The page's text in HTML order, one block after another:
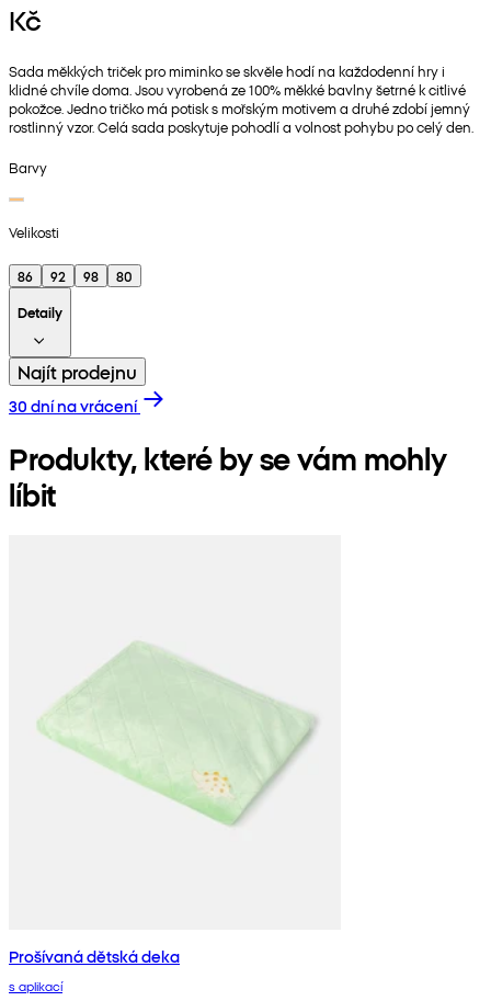
Kč
Sada měkkých triček pro miminko se skvěle hodí na každodenní hry i
klidné chvíle doma. Jsou vyrobená ze 100% měkké bavlny šetrné k citlivé
pokožce. Jedno tričko má potisk s mořským motivem a druhé zdobí jemný
rostlinný vzor. Celá sada poskytuje pohodlí a volnost pohybu po celý den.
Barvy
Velikosti
86 92 98
80
Detaily
Najít prodejnu
30 dní na vrácení
Produkty, které by se vám mohly
líbit
Prošívaná dětská deka
s aplikací